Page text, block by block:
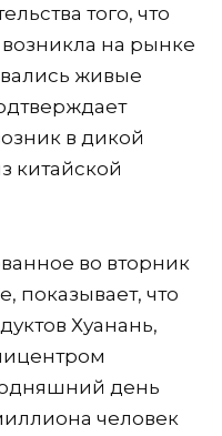
того, что
на рынке
живые
в дикой
китайской
во вторник
показывает, что
Хуанань,
день
человек